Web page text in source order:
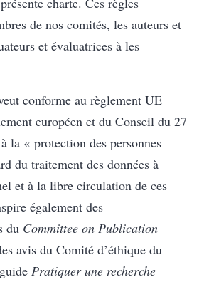
de nos comités, les auteurs et
et évaluatrices à les
conforme au règlement UE
européen et du Conseil du 27
la « protection des personnes
du traitement des données à
et à la libre circulation de ces
également des
du Committee on Publication
avis du Comité d’éthique du
Pratiquer une recherche